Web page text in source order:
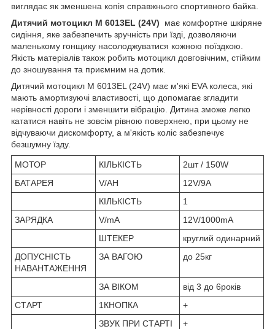
виглядає як зменшена копія справжнього спортивного байка.
Дитячий мотоцикл M 6013EL (24V) має комфортне шкіряне
сидіння, яке забезпечить зручність при їзді, дозволяючи
маленькому гонщику насолоджуватися кожною поїздкою.
Якість матеріалів також робить мотоцикл довговічним, стійким
до зношування та приємним на дотик.
Дитячий мотоцикл M 6013EL (24V) має м'які EVA колеса, які
мають амортизуючі властивості, що допомагає згладити
нерівності дороги і зменшити вібрацію. Дитина зможе легко
кататися навіть не зовсім рівною поверхнею, при цьому не
відчуваючи дискомфорту, а м'якість коліс забезпечує
безшумну їзду.
МОТОР КІЛЬКІСТЬ
2шт / 150W
БАТАРЕЯ
V/AH
12V/9A
КІЛЬКІСТЬ
1
ЗАРЯДКА
V/mA
12V/1000mA
ШТЕКЕР
круглий одинарний
ДОПУСНІСТЬ
НАВАНТАЖЕННЯ
ЗА ВАГОЮ до 25кг
ЗА ВIКОМ
від 3 до 6років
СТАРТ
1КНОПКА
+
ЗВУК ПРИ СТАРТІ
+